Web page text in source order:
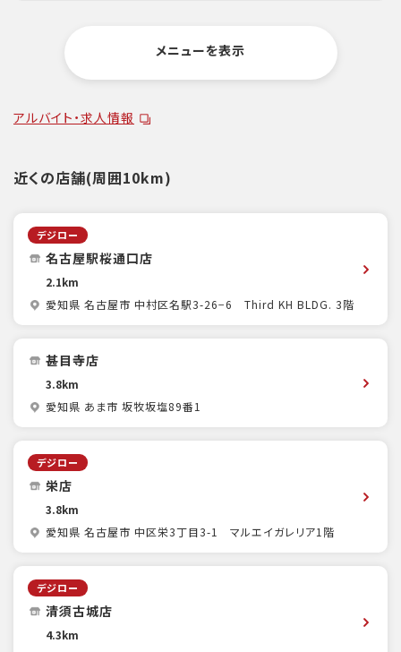
メニューを表示
アルバイト・求人情報
近くの店舗(周囲10km)
デジロー
名古屋駅桜通口店
2.1km
愛知県 名古屋市 中村区名駅3-26−6 Third KH BLDG. 3階
甚目寺店
3.8km
愛知県 あま市 坂牧坂塩89番1
デジロー
栄店
3.8km
愛知県 名古屋市 中区栄3丁目3-1 マルエイガレリア1階
デジロー
清須古城店
4.3km